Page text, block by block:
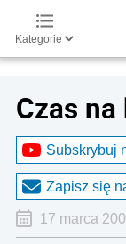
Kategorie
Czas
Subskrybuj
Zapisz się
17 marca